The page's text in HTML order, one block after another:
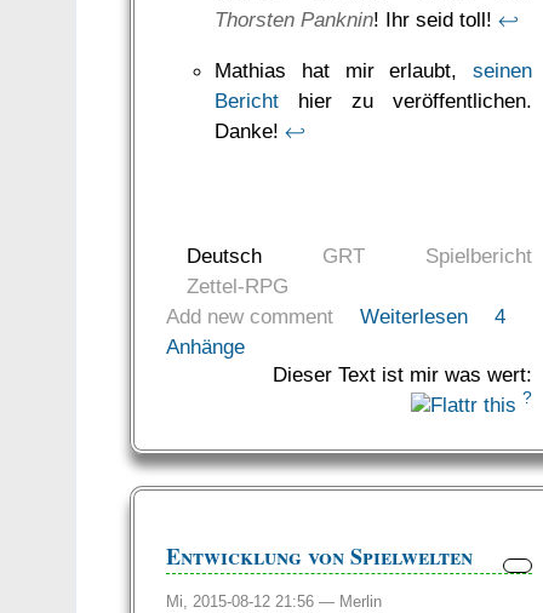
Thorsten Panknin! Ihr seid toll! ↩
Mathias hat mir erlaubt,seinen
Berichthier zu veröffentlichen.
Danke! ↩
Deutsch GRT
Spielbericht
Zettel-RPG
Add new comment
Weiterlesen
4
Anhänge
Dieser Text ist mir was wert:
?
Entwicklung von Spielwelten
Mi, 2015-08-12 21:56 — Merlin